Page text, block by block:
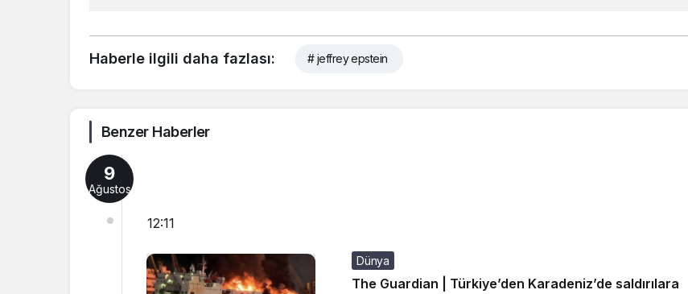
Haberle ilgili daha fazlası: # jeffrey epstein
Benzer Haberler
9
Ağustos
12:11
Dünya
The Guardian | Türkiye’den Karadeniz’de saldırılara